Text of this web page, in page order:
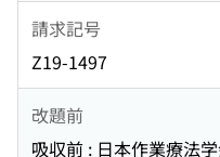
請求記号
Z19-1497
改題前
吸収前 : 日本作業療法